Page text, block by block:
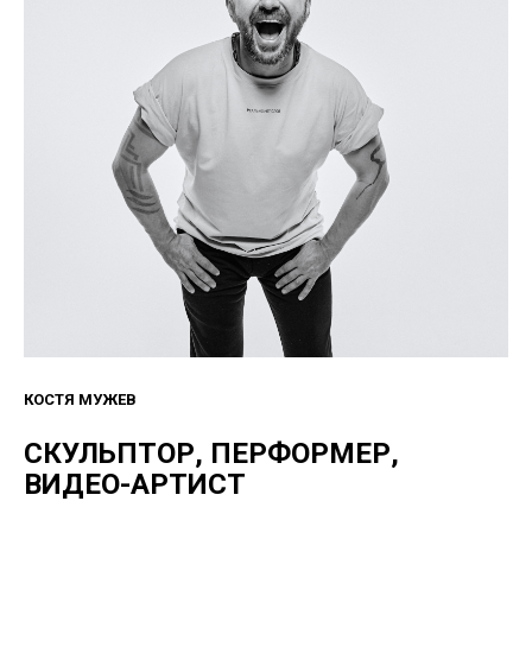
КОСТЯ МУЖЕВ
СКУЛЬПТОР, ПЕРФОРМЕР,
ВИДЕО-АРТИСТ